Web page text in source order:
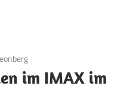
im IMAX im